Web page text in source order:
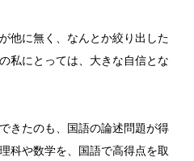
他に無く、なんとか絞り出した
私にとっては、大きな自信とな
きたのも、国語の論述問題が得
科や数学を、国語で高得点を取